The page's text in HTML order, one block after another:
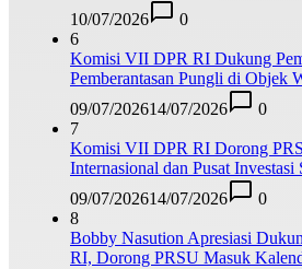
10/07/2026
0
6
Komisi VII DPR RI Dukung
Pemberantasan Pungli di Objek
09/07/202614/07/2026
0
7
Komisi VII DPR RI Dorong
Internasional dan Pusat Investasi
09/07/202614/07/2026
0
8
Bobby Nasution Apresiasi
RI, Dorong PRSU Masuk